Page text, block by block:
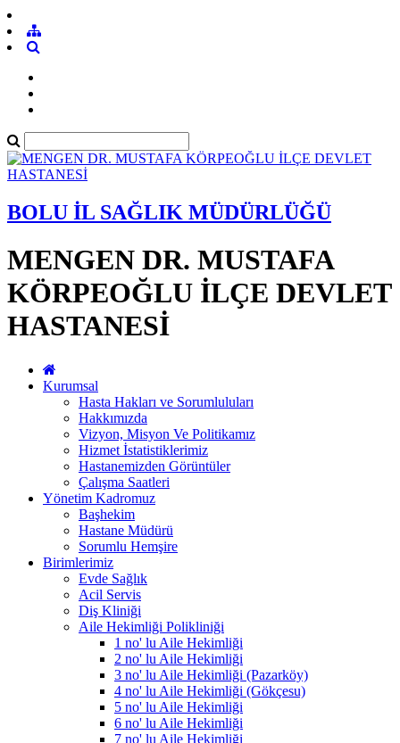
BOLU İL SAĞLIK MÜDÜRLÜĞÜ
MENGEN DR. MUSTAFA
KÖRPEOĞLU İLÇE DEVLET
HASTANESİ
Kurumsal
Hasta Hakları ve Sorumluluları
Hakkımızda
Vizyon, Misyon Ve Politikamız
Hizmet İstatistiklerimiz
Hastanemizden Görüntüler
Çalışma Saatleri
Yönetim Kadromuz
Başhekim
Hastane Müdürü
Sorumlu Hemşire
Birimlerimiz
Evde Sağlık
Acil Servis
Diş Kliniği
Aile Hekimliği Polikliniği
1 no' lu Aile Hekimliği
2 no' lu Aile Hekimliği
3 no' lu Aile Hekimliği (Pazarköy)
4 no' lu Aile Hekimliği (Gökçesu)
5 no' lu Aile Hekimliği
6 no' lu Aile Hekimliği
7 no' lu Aile Hekimliği